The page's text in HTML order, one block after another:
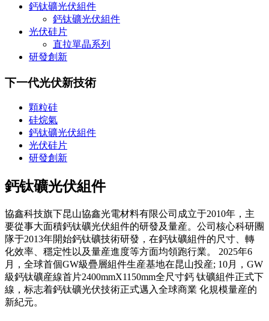
鈣钛礦光伏組件
鈣钛礦光伏組件
光伏硅片
直拉單晶系列
研發創新
下一代光伏新技術
顆粒硅
硅烷氣
鈣钛礦光伏組件
光伏硅片
研發創新
鈣钛礦光伏組件
協鑫科技旗下昆山協鑫光電材料有限公司成立于2010年，主
要從事大面積鈣钛礦光伏組件的研發及量産。公司核心科研團
隊于2013年開始鈣钛礦技術研發，在鈣钛礦組件的尺寸、轉
化效率、穩定性以及量産進度等方面均領跑行業。 2025年6
月，全球首個GW級疊層組件生産基地在昆山投産; 10月，GW
級鈣钛礦産線首片2400mmX1150mm全尺寸鈣 钛礦組件正式下
線，标志着鈣钛礦光伏技術正式邁入全球商業 化規模量産的
新紀元。